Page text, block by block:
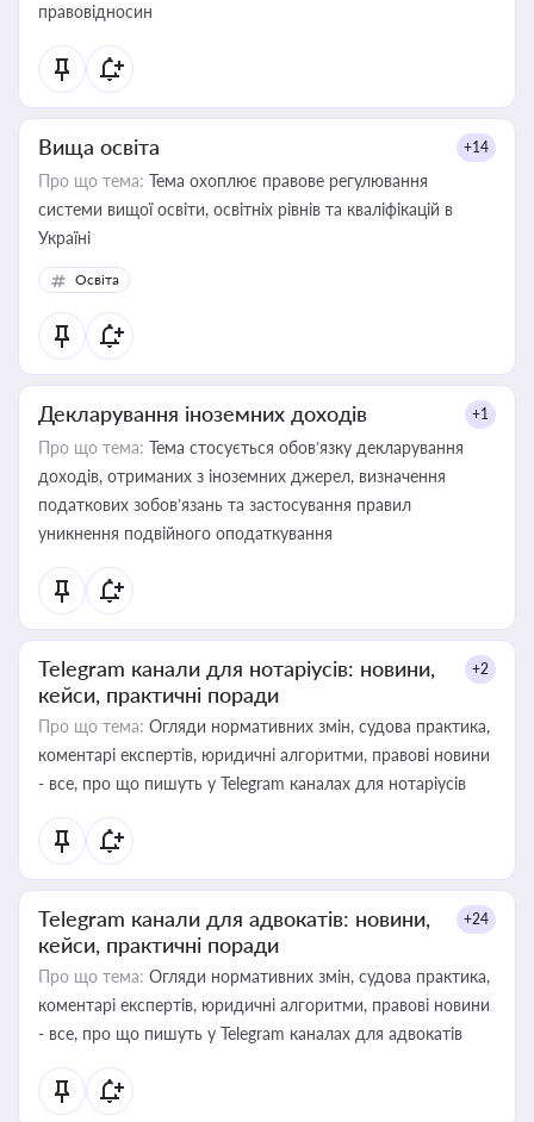
правовідносин
Вища освіта +14
Про що тема: Тема охоплює правове регулювання
системи вищої освіти, освітніх рівнів та кваліфікацій в
Україні
Освіта
Декларування іноземних доходів +1
Про що тема: Тема стосується обов’язку декларування
доходів, отриманих з іноземних джерел, визначення
податкових зобов’язань та застосування правил
уникнення подвійного оподаткування
Telegram канали для нотаріусів: новини,
кейси, практичні поради
+2
Про що тема: Огляди нормативних змін, судова практика,
коментарі експертів, юридичні алгоритми, правові новини
- все, про що пишуть у Telegram каналах для нотаріусів
Telegram канали для адвокатів: новини,
кейси, практичні поради
+24
Про що тема: Огляди нормативних змін, судова практика,
коментарі експертів, юридичні алгоритми, правові новини
- все, про що пишуть у Telegram каналах для адвокатів